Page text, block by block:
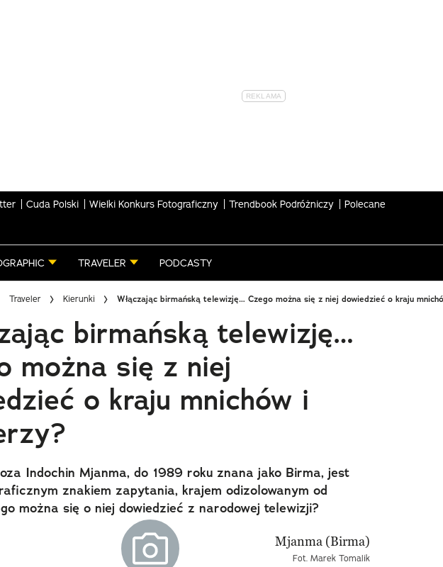
Cuda Polski Wielki Konkurs Fotograficzny Trendbook Podróżniczy Polecane
TRAVELER PODCASTY
Traveler Kierunki Włączając birmańską telewizję… Czego można się z niej dowiedzieć o kraju
birmańską telewizję…
można się z niej
o kraju mnichów i
Indochin Mjanma, do 1989 roku znana jako Birma, jest
znakiem zapytania, krajem odizolowanym od
można się o niej dowiedzieć z narodowej telewizji?
Fot. Marek Tomalik